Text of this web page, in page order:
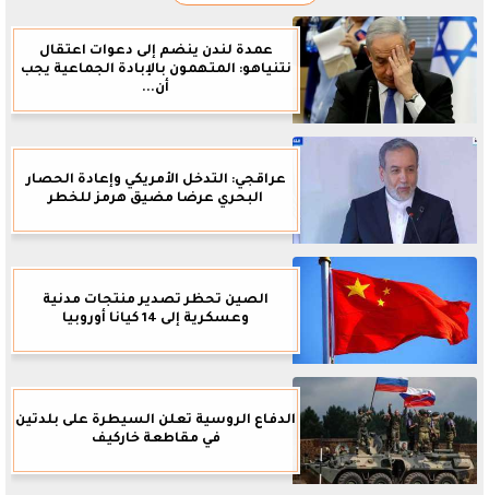
عمدة لندن ينضم إلى دعوات اعتقال
نتنياهو: المتهمون بالإبادة الجماعية يجب
أن...
عراقجي: التدخل الأمريكي وإعادة الحصار
البحري عرضا مضيق هرمز للخطر
الصين تحظر تصدير منتجات مدنية
وعسكرية إلى 14 كيانا أوروبيا
الدفاع الروسية تعلن السيطرة على بلدتين
في مقاطعة خاركيف